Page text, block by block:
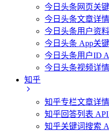
今日头条网页关
今日头条文章详
今日头条用户资
今日头条 App关
今日头条用户ID
今日头条视频详
知乎
知乎专栏文章详
知乎回答列表
知乎关键词搜索